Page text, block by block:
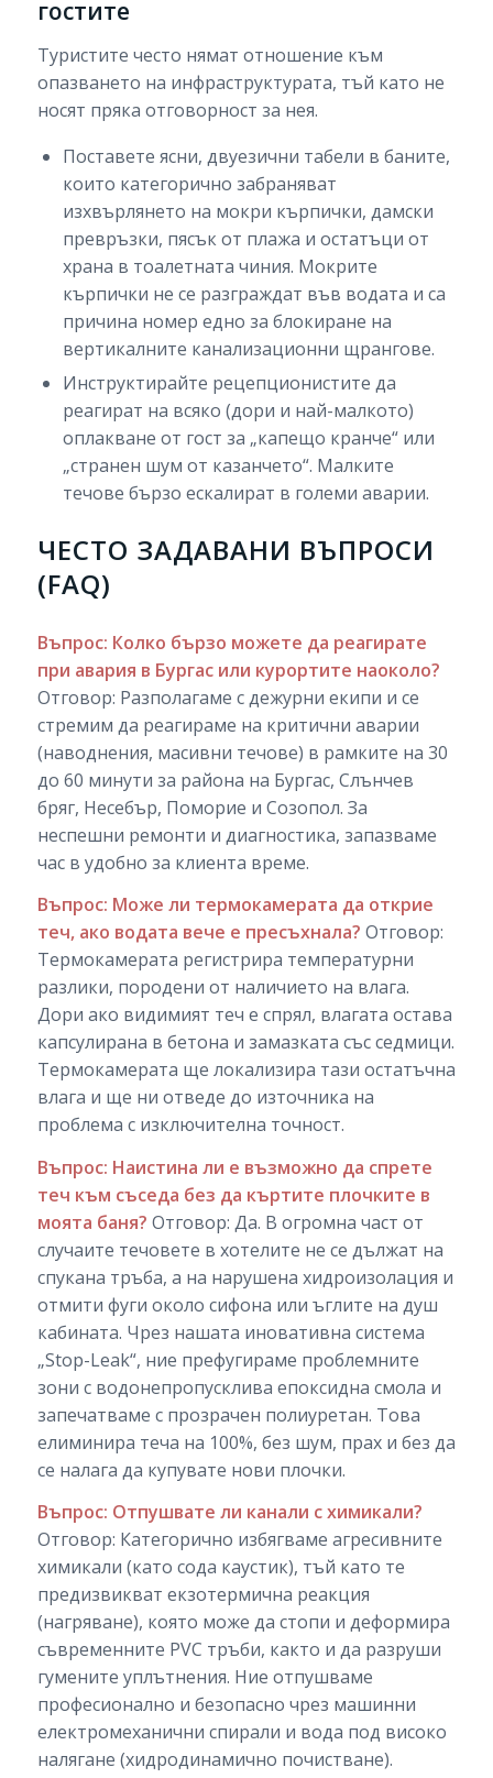
гостите
Туристите често нямат отношение към
опазването на инфраструктурата, тъй като не
носят пряка отговорност за нея.
Поставете ясни, двуезични табели в баните,
които категорично забраняват
изхвърлянето на мокри кърпички, дамски
превръзки, пясък от плажа и остатъци от
храна в тоалетната чиния. Мокрите
кърпички не се разграждат във водата и са
причина номер едно за блокиране на
вертикалните канализационни щрангове.
Инструктирайте рецепционистите да
реагират на всяко (дори и най-малкото)
оплакване от гост за „капещо кранче“ или
„странен шум от казанчето“. Малките
течове бързо ескалират в големи аварии.
ЧЕСТО ЗАДАВАНИ ВЪПРОСИ
(FAQ)
Въпрос: Колко бързо можете да реагирате
при авария в Бургас или курортите наоколо?
Отговор: Разполагаме с дежурни екипи и се
стремим да реагираме на критични аварии
(наводнения, масивни течове) в рамките на 30
до 60 минути за района на Бургас, Слънчев
бряг, Несебър, Поморие и Созопол. За
неспешни ремонти и диагностика, запазваме
час в удобно за клиента време.
Въпрос: Може ли термокамерата да открие
теч, ако водата вече е пресъхнала? Отговор:
Термокамерата регистрира температурни
разлики, породени от наличието на влага.
Дори ако видимият теч е спрял, влагата остава
капсулирана в бетона и замазката със седмици.
Термокамерата ще локализира тази остатъчна
влага и ще ни отведе до източника на
проблема с изключителна точност.
Въпрос: Наистина ли е възможно да спрете
теч към съседа без да къртите плочките в
моята баня? Отговор: Да. В огромна част от
случаите течовете в хотелите не се дължат на
спукана тръба, а на нарушена хидроизолация и
отмити фуги около сифона или ъглите на душ
кабината. Чрез нашата иновативна система
„Stop-Leak“, ние префугираме проблемните
зони с водонепропусклива епоксидна смола и
запечатваме с прозрачен полиуретан. Това
елиминира теча на 100%, без шум, прах и без да
се налага да купувате нови плочки.
Въпрос: Отпушвате ли канали с химикали?
Отговор: Категорично избягваме агресивните
химикали (като сода каустик), тъй като те
предизвикват екзотермична реакция
(нагряване), която може да стопи и деформира
съвременните PVC тръби, както и да разруши
гумените уплътнения. Ние отпушваме
професионално и безопасно чрез машинни
електромеханични спирали и вода под високо
налягане (хидродинамично почистване).